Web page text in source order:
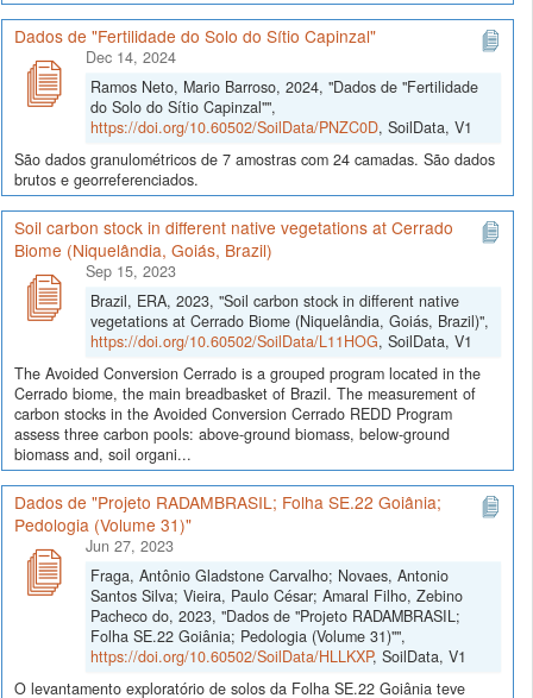
Dados de "Fertilidade do Solo do Sítio Capinzal"
Dec 14, 2024
Ramos Neto, Mario Barroso, 2024, "Dados de "Fertilidade
do Solo do Sítio Capinzal"",
https://doi.org/10.60502/SoilData/PNZC0D, SoilData, V1
São dados granulométricos de 7 amostras com 24 camadas. São dados
brutos e georreferenciados.
Soil carbon stock in different native vegetations at Cerrado
Biome (Niquelândia, Goiás, Brazil)
Sep 15, 2023
Brazil, ERA, 2023, "Soil carbon stock in different native
vegetations at Cerrado Biome (Niquelândia, Goiás, Brazil)",
https://doi.org/10.60502/SoilData/L11HOG, SoilData, V1
The Avoided Conversion Cerrado is a grouped program located in the
Cerrado biome, the main breadbasket of Brazil. The measurement of
carbon stocks in the Avoided Conversion Cerrado REDD Program
assess three carbon pools: above-ground biomass, below-ground
biomass and, soil organi...
Dados de "Projeto RADAMBRASIL; Folha SE.22 Goiânia;
Pedologia (Volume 31)"
Jun 27, 2023
Fraga, Antônio Gladstone Carvalho; Novaes, Antonio
Santos Silva; Vieira, Paulo César; Amaral Filho, Zebino
Pacheco do, 2023, "Dados de "Projeto RADAMBRASIL;
Folha SE.22 Goiânia; Pedologia (Volume 31)"",
https://doi.org/10.60502/SoilData/HLLKXP, SoilData, V1
O levantamento exploratório de solos da Folha SE.22 Goiânia teve